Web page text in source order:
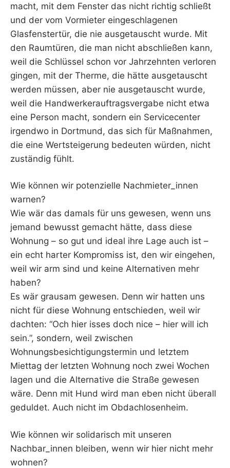
macht, mit dem Fenster das nicht richtig schließt
und der vom Vormieter eingeschlagenen
Glasfenstertür, die nie ausgetauscht wurde. Mit
den Raumtüren, die man nicht abschließen kann,
weil die Schlüssel schon vor Jahrzehnten verloren
gingen, mit der Therme, die hätte ausgetauscht
werden müssen, aber nie ausgetauscht wurde,
weil die Handwerkerauftragsvergabe nicht etwa
eine Person macht, sondern ein Servicecenter
irgendwo in Dortmund, das sich für Maßnahmen,
die eine Wertsteigerung bedeuten würden, nicht
zuständig fühlt.
Wie können wir potenzielle Nachmieter_innen
warnen?
Wie wär das damals für uns gewesen, wenn uns
jemand bewusst gemacht hätte, dass diese
Wohnung – so gut und ideal ihre Lage auch ist –
ein echt harter Kompromiss ist, den wir eingehen,
weil wir arm sind und keine Alternativen mehr
haben?
Es wär grausam gewesen. Denn wir hatten uns
nicht für diese Wohnung entschieden, weil wir
dachten: “Och hier isses doch nice – hier will ich
sein.”, sondern, weil zwischen
Wohnungsbesichtigungstermin und letztem
Miettag der letzten Wohnung noch zwei Wochen
lagen und die Alternative die Straße gewesen
wäre. Denn mit Hund wird man eben nicht überall
geduldet. Auch nicht im Obdachlosenheim.
Wie können wir solidarisch mit unseren
Nachbar_innen bleiben, wenn wir hier nicht mehr
wohnen?